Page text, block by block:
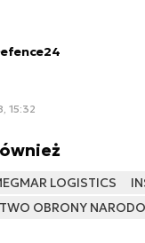
15:32
LOGISTICS
OBRONY